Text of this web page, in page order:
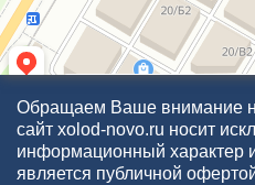
Обращаем Ваше внимание
сайт xolod-novo.ru носит
информационный характер
является публичной